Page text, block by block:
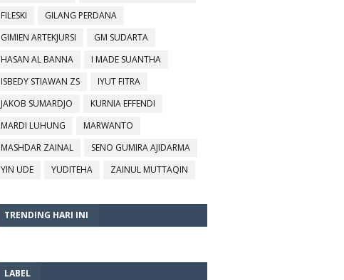
FILESKI
GILANG PERDANA
GIMIEN ARTEKJURSI
GM SUDARTA
HASAN AL BANNA
I MADE SUANTHA
ISBEDY STIAWAN ZS
IYUT FITRA
JAKOB SUMARDJO
KURNIA EFFENDI
MARDI LUHUNG
MARWANTO
MASHDAR ZAINAL
SENO GUMIRA AJIDARMA
YIN UDE
YUDITEHA ZAINUL MUTTAQIN
TRENDING HARI INI
LABEL